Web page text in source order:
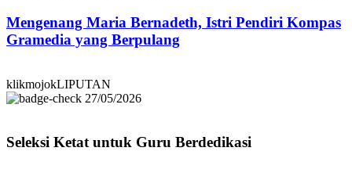
Mengenang Maria Bernadeth, Istri Pendiri Kompas
Gramedia yang Berpulang
klikmojokLIPUTAN
27/05/2026
Seleksi Ketat untuk Guru Berdedikasi